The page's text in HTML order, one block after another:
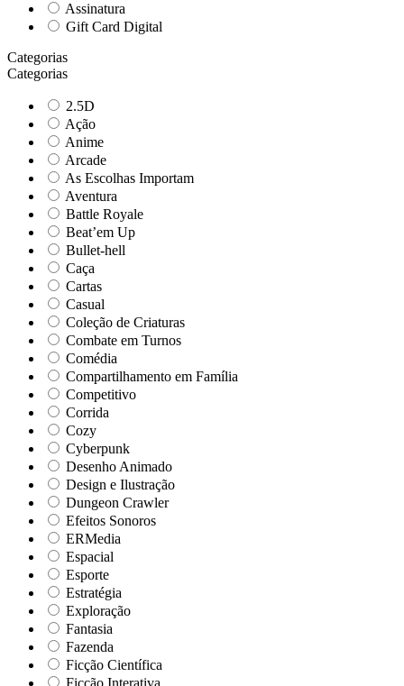
Assinatura
Gift Card Digital
Categorias
Categorias
2.5D
Ação
Anime
Arcade
As Escolhas Importam
Aventura
Battle Royale
Beat’em Up
Bullet-hell
Caça
Cartas
Casual
Coleção de Criaturas
Combate em Turnos
Comédia
Compartilhamento em Família
Competitivo
Corrida
Cozy
Cyberpunk
Desenho Animado
Design e Ilustração
Dungeon Crawler
Efeitos Sonoros
ERMedia
Espacial
Esporte
Estratégia
Exploração
Fantasia
Fazenda
Ficção Científica